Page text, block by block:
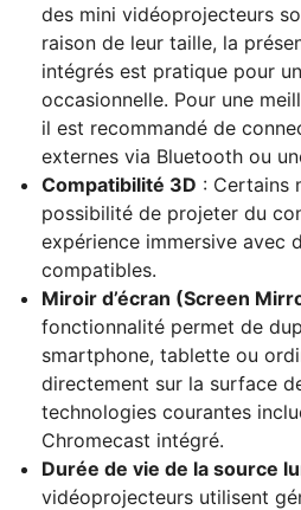
des mini vidéoprojecteurs
raison de leur taille, la
intégrés est pratique pour
occasionnelle. Pour une
il est recommandé de
externes via Bluetooth ou
Compatibilité 3D : Certains
possibilité de projeter du
expérience immersive avec
compatibles.
Miroir d’écran (Screen
fonctionnalité permet de
smartphone, tablette ou
directement sur la surface
technologies courantes
Chromecast intégré.
Durée de vie de la source
vidéoprojecteurs utilisent